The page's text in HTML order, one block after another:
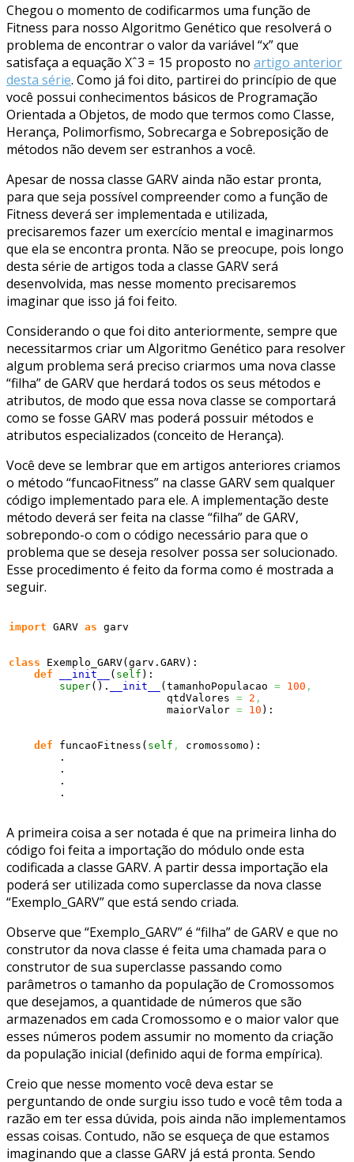
Chegou o momento de codificarmos uma função de
Fitness para nosso Algoritmo Genético que resolverá o
problema de encontrar o valor da variável “x” que
satisfaça a equação Xˆ3 = 15 proposto no artigo anterior
desta série. Como já foi dito, partirei do princípio de que
você possui conhecimentos básicos de Programação
Orientada a Objetos, de modo que termos como Classe,
Herança, Polimorfismo, Sobrecarga e Sobreposição de
métodos não devem ser estranhos a você.
Apesar de nossa classe GARV ainda não estar pronta,
para que seja possível compreender como a função de
Fitness deverá ser implementada e utilizada,
precisaremos fazer um exercício mental e imaginarmos
que ela se encontra pronta. Não se preocupe, pois longo
desta série de artigos toda a classe GARV será
desenvolvida, mas nesse momento precisaremos
imaginar que isso já foi feito.
Considerando o que foi dito anteriormente, sempre que
necessitarmos criar um Algoritmo Genético para resolver
algum problema será preciso criarmos uma nova classe
“filha” de GARV que herdará todos os seus métodos e
atributos, de modo que essa nova classe se comportará
como se fosse GARV mas poderá possuir métodos e
atributos especializados (conceito de Herança).
Você deve se lembrar que em artigos anteriores criamos
o método “funcaoFitness” na classe GARV sem qualquer
código implementado para ele. A implementação deste
método deverá ser feita na classe “filha” de GARV,
sobrepondo-o com o código necessário para que o
problema que se deseja resolver possa ser solucionado.
Esse procedimento é feito da forma como é mostrada a
seguir.
import GARV as garv
class Exemplo_GARV( garv. GARV) :
def
__init__ ( self ) :
super( ) . __init__ ( tamanhoPopulacao = 100 ,
                         qtdValores
= 2 ,
                         maiorValor
= 10 ) :
def funcaoFitness ( self , cromossomo ) :
        .
        .
        .
        .
A primeira coisa a ser notada é que na primeira linha do
código foi feita a importação do módulo onde esta
codificada a classe GARV. A partir dessa importação ela
poderá ser utilizada como superclasse da nova classe
“Exemplo_GARV” que está sendo criada.
Observe que “Exemplo_GARV” é “filha” de GARV e que no
construtor da nova classe é feita uma chamada para o
construtor de sua superclasse passando como
parâmetros o tamanho da população de Cromossomos
que desejamos, a quantidade de números que são
armazenados em cada Cromossomo e o maior valor que
esses números podem assumir no momento da criação
da população inicial (definido aqui de forma empírica).
Creio que nesse momento você deva estar se
perguntando de onde surgiu isso tudo e você têm toda a
razão em ter essa dúvida, pois ainda não implementamos
essas coisas. Contudo, não se esqueça de que estamos
imaginando que a classe GARV já está pronta. Sendo